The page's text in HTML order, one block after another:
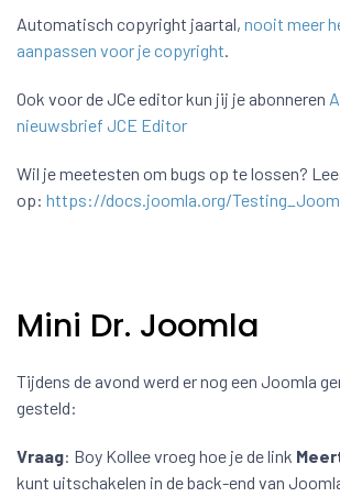
Automatisch copyright jaartal, nooit meer
aanpassen voor je copyright.
Ook voor de JCe editor kun jij je abonneren
nieuwsbrief JCE Editor
Wil je meetesten om bugs op te lossen?
op: https://docs.joomla.org/
Mini Dr. Joomla
Tijdens de avond werd er nog een Joomla
gesteld:
Vraag: Boy Kollee vroeg hoe je de link
kunt uitschakelen in de back-end van